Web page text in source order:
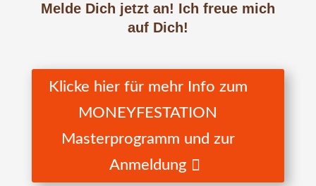
Melde Dich jetzt an! Ich freue mich
auf Dich!
Klicke hier für mehr Info zum
MONEYFESTATION
Masterprogramm und zur
Anmeldung